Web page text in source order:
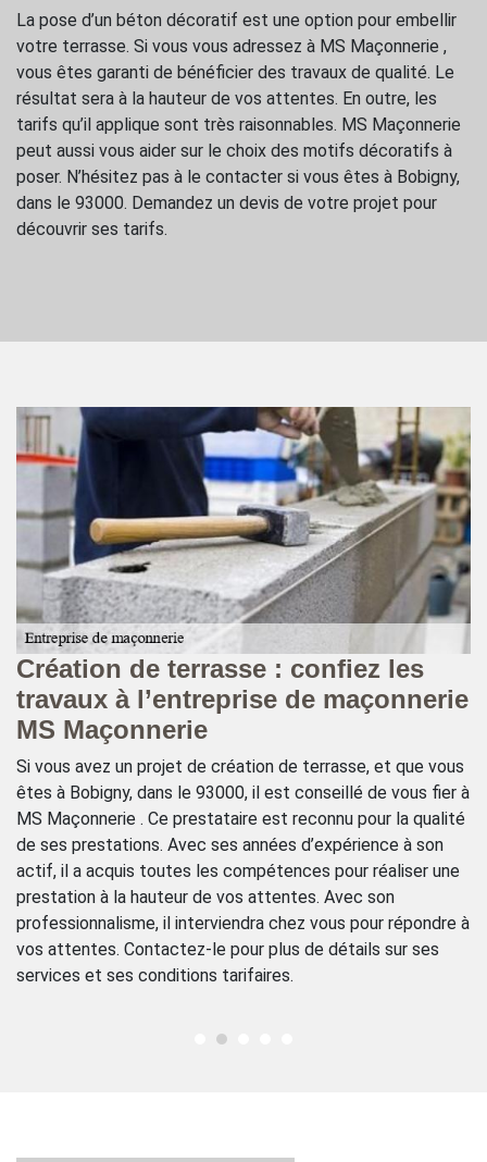
La pose d’un béton décoratif est une option pour embellir
votre terrasse. Si vous vous adressez à MS Maçonnerie ,
vous êtes garanti de bénéficier des travaux de qualité. Le
résultat sera à la hauteur de vos attentes. En outre, les
tarifs qu’il applique sont très raisonnables. MS Maçonnerie
peut aussi vous aider sur le choix des motifs décoratifs à
poser. N’hésitez pas à le contacter si vous êtes à Bobigny,
dans le 93000. Demandez un devis de votre projet pour
découvrir ses tarifs.
Création de terrasse : confiez les
travaux à l’entreprise de maçonnerie
MS Maçonnerie
Si vous avez un projet de création de terrasse, et que vous
êtes à Bobigny, dans le 93000, il est conseillé de vous fier à
MS Maçonnerie . Ce prestataire est reconnu pour la qualité
de ses prestations. Avec ses années d’expérience à son
actif, il a acquis toutes les compétences pour réaliser une
prestation à la hauteur de vos attentes. Avec son
professionnalisme, il interviendra chez vous pour répondre à
vos attentes. Contactez-le pour plus de détails sur ses
services et ses conditions tarifaires.